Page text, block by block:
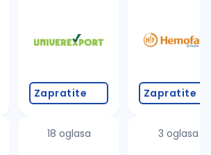
da:
greške (koristite č, ć, š, đ,
za odabrani grad
odabrane filtere pretrage
Zapratite
18 oglasa
Zapratite
3 oglasa